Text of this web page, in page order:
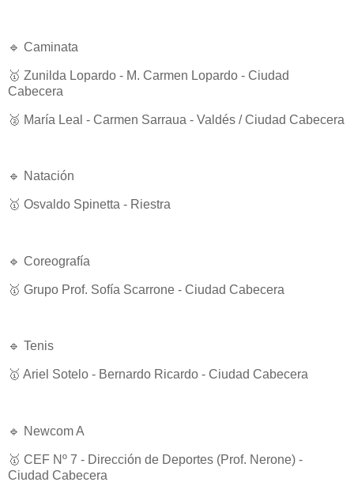
🔹 Caminata
🥇 Zunilda Lopardo - M. Carmen Lopardo - Ciudad
Cabecera
🥈 María Leal - Carmen Sarraua - Valdés / Ciudad Cabecera
🔹 Natación
🥇 Osvaldo Spinetta - Riestra
🔹 Coreografía
🥇 Grupo Prof. Sofía Scarrone - Ciudad Cabecera
🔹 Tenis
🥇 Ariel Sotelo - Bernardo Ricardo - Ciudad Cabecera
🔹 Newcom A
🥇 CEF Nº 7 - Dirección de Deportes (Prof. Nerone) -
Ciudad Cabecera